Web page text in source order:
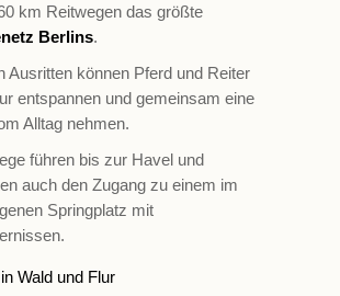
km Reitwegen das größte
Berlins.
Ausritten können Pferd und Reiter
entspannen und gemeinsam eine
Alltag nehmen.
führen bis zur Havel und
auch den Zugang zu einem im
Springplatz mit
Wald und Flur